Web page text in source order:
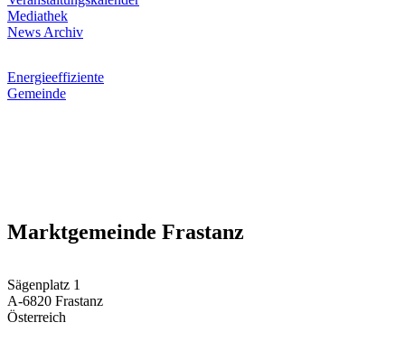
Mediathek
News Archiv
Energieeffiziente
Gemeinde
Marktgemeinde Frastanz
Sägenplatz 1
A-6820 Frastanz
Österreich